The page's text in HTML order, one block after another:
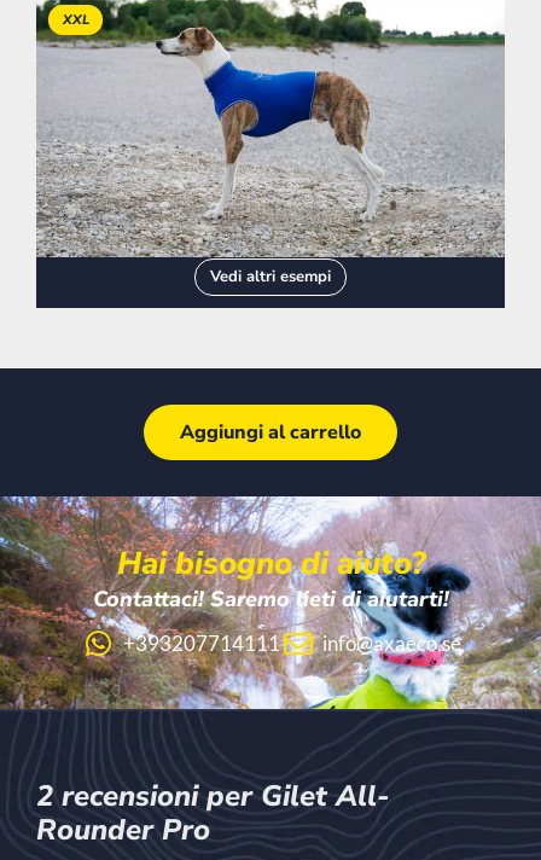
XXL
Vedi altri esempi
Aggiungi al carrello
Hai bisogno di aiuto?
Contattaci! Saremo lieti di aiutarti!
+393207714111 info@axaeco.se
2 recensioni perGilet All-
Rounder Pro